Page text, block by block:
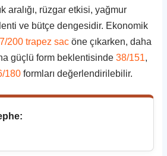
aralığı, rüzgar etkisi, yağmur
ve bütçe dengesidir. Ekonomik
200 trapez sac öne çıkarken, daha
güçlü form beklentisinde38/151,
180 formları değerlendirilebilir.